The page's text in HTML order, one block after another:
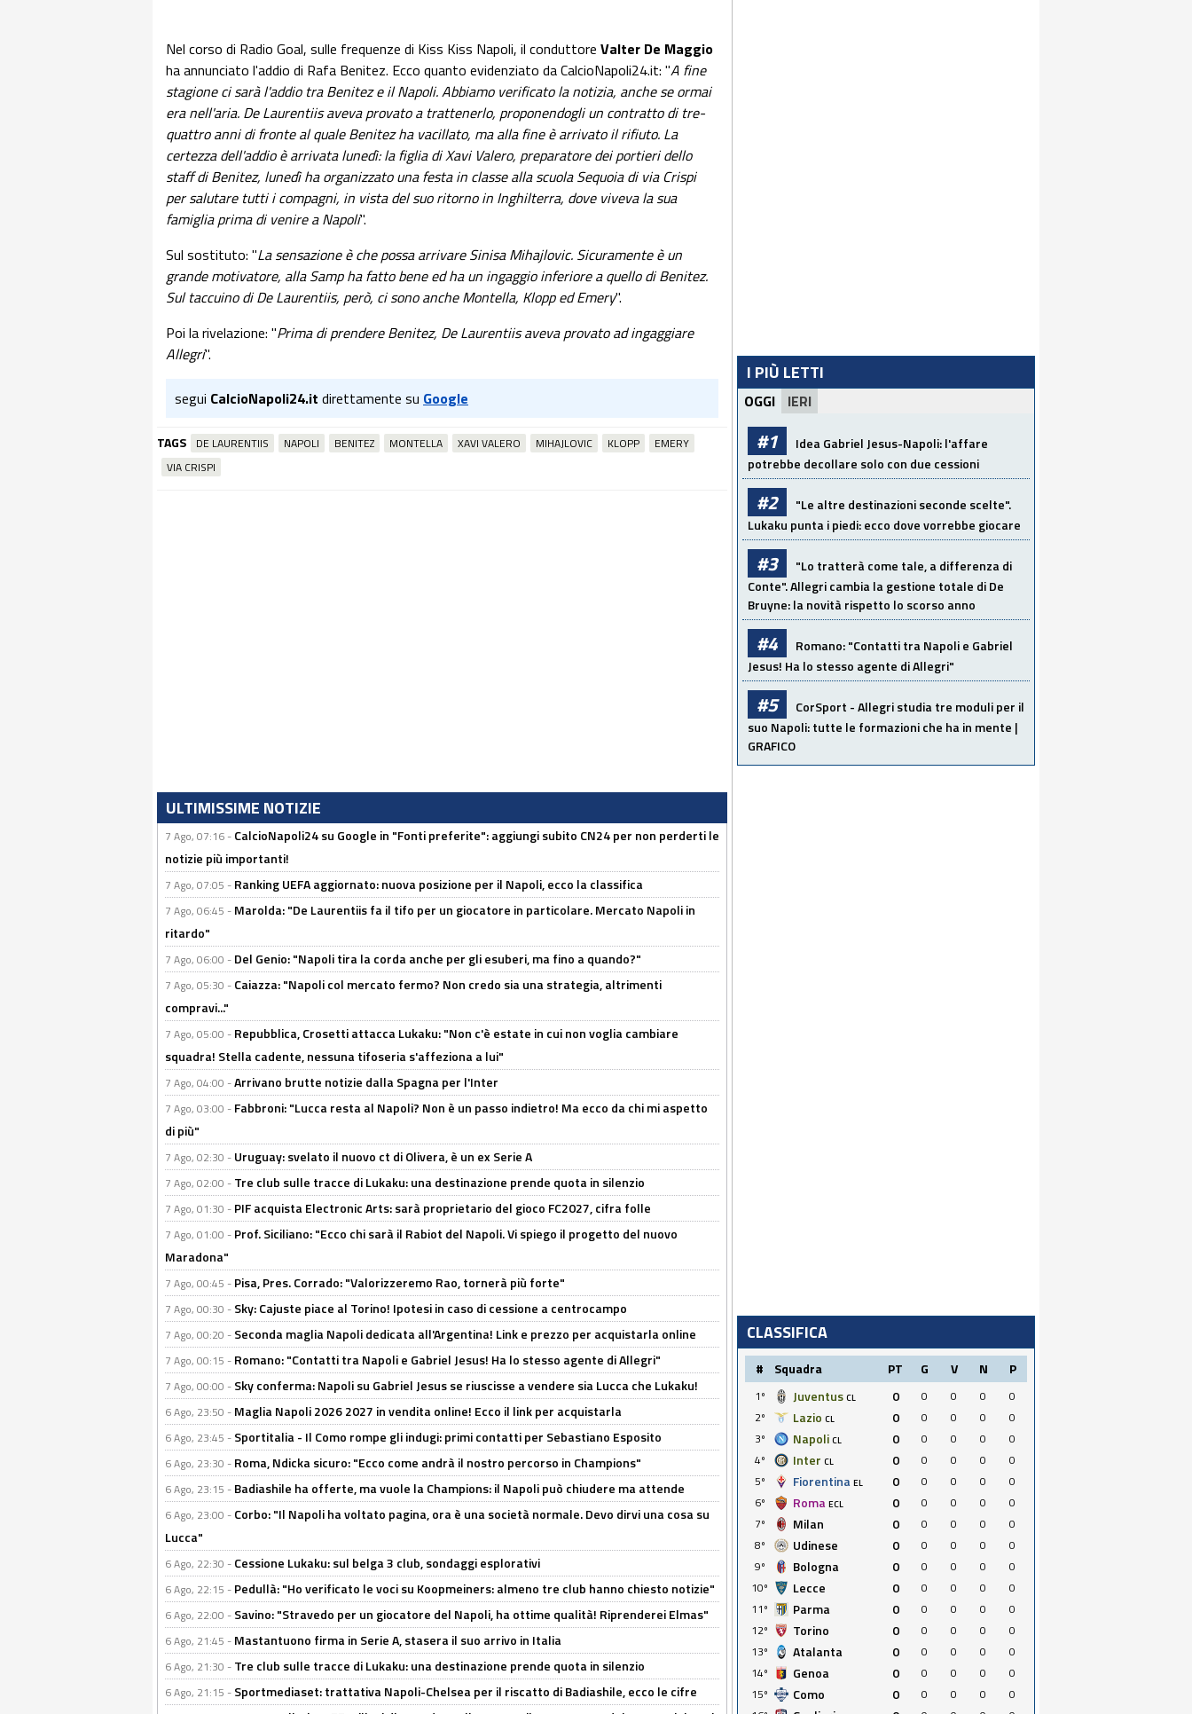
Nel corso di Radio Goal, sulle frequenze di Kiss Kiss Napoli, il conduttore Valter De Maggio
ha annunciato l'addio di Rafa Benitez. Ecco quanto evidenziato da CalcioNapoli24.it: "A fine
stagione ci sarà l'addio tra Benitez e il Napoli. Abbiamo verificato la notizia, anche se ormai
era nell'aria. De Laurentiis aveva provato a trattenerlo, proponendogli un contratto di tre-
quattro anni di fronte al quale Benitez ha vacillato, ma alla fine è arrivato il rifiuto. La
certezza dell'addio è arrivata lunedì: la figlia di Xavi Valero, preparatore dei portieri dello
staff di Benitez, lunedì ha organizzato una festa in classe alla scuola Sequoia di via Crispi
per salutare tutti i compagni, in vista del suo ritorno in Inghilterra, dove viveva la sua
famiglia prima di venire a Napoli".
Sul sostituto: "La sensazione è che possa arrivare Sinisa Mihajlovic. Sicuramente è un
grande motivatore, alla Samp ha fatto bene ed ha un ingaggio inferiore a quello di Benitez.
Sul taccuino di De Laurentiis, però, ci sono anche Montella, Klopp ed Emery".
Poi la rivelazione: "Prima di prendere Benitez, De Laurentiis aveva provato ad ingaggiare
Allegri".
segui CalcioNapoli24.it direttamente su Google
TAGS DE LAURENTIIS NAPOLI BENITEZ MONTELLA XAVI VALERO MIHAJLOVIC KLOPP
EMERY
VIA CRISPI
ULTIMISSIME NOTIZIE
7 Ago, 07:16 - CalcioNapoli24 su Google in "Fonti preferite": aggiungi subito CN24 per non perderti le
notizie più importanti!
7 Ago, 07:05 - Ranking UEFA aggiornato: nuova posizione per il Napoli, ecco la classifica
7 Ago, 06:45 - Marolda: "De Laurentiis fa il tifo per un giocatore in particolare. Mercato Napoli in
ritardo"
7 Ago, 06:00 - Del Genio: "Napoli tira la corda anche per gli esuberi, ma fino a quando?"
7 Ago, 05:30 - Caiazza: "Napoli col mercato fermo? Non credo sia una strategia, altrimenti
compravi..."
7 Ago, 05:00 - Repubblica, Crosetti attacca Lukaku: "Non c'è estate in cui non voglia cambiare
squadra! Stella cadente, nessuna tifoseria s'affeziona a lui"
7 Ago, 04:00 -Arrivano brutte notizie dalla Spagna per l'Inter
7 Ago, 03:00 - Fabbroni: "Lucca resta al Napoli? Non è un passo indietro! Ma ecco da chi mi aspetto
di più"
7 Ago, 02:30 - Uruguay: svelato il nuovo ct di Olivera, è un ex Serie A
7 Ago, 02:00 - Tre club sulle tracce di Lukaku: una destinazione prende quota in silenzio
7 Ago, 01:30 - PIF acquista Electronic Arts: sarà proprietario del gioco FC2027, cifra folle
7 Ago, 01:00 - Prof. Siciliano: "Ecco chi sarà il Rabiot del Napoli. Vi spiego il progetto del nuovo
Maradona"
7 Ago, 00:45 - Pisa, Pres. Corrado: "Valorizzeremo Rao, tornerà più forte"
7 Ago, 00:30 - Sky: Cajuste piace al Torino! Ipotesi in caso di cessione a centrocampo
7 Ago, 00:20 - Seconda maglia Napoli dedicata all'Argentina! Link e prezzo per acquistarla online
7 Ago, 00:15 - Romano: "Contatti tra Napoli e Gabriel Jesus! Ha lo stesso agente di Allegri"
7 Ago, 00:00 - Sky conferma: Napoli su Gabriel Jesus se riuscisse a vendere sia Lucca che Lukaku!
6 Ago, 23:50 - Maglia Napoli 2026 2027 in vendita online! Ecco il link per acquistarla
6 Ago, 23:45 - Sportitalia - Il Como rompe gli indugi: primi contatti per Sebastiano Esposito
6 Ago, 23:30 - Roma, Ndicka sicuro: "Ecco come andrà il nostro percorso in Champions"
6 Ago, 23:15 - Badiashile ha offerte, ma vuole la Champions: il Napoli può chiudere ma attende
6 Ago, 23:00 - Corbo: "Il Napoli ha voltato pagina, ora è una società normale. Devo dirvi una cosa su
Lucca"
6 Ago, 22:30 - Cessione Lukaku: sul belga 3 club, sondaggi esplorativi
6 Ago, 22:15 - Pedullà: "Ho verificato le voci su Koopmeiners: almeno tre club hanno chiesto notizie"
6 Ago, 22:00 - Savino: "Stravedo per un giocatore del Napoli, ha ottime qualità! Riprenderei Elmas"
6 Ago, 21:45 - Mastantuono firma in Serie A, stasera il suo arrivo in Italia
6 Ago, 21:30 - Tre club sulle tracce di Lukaku: una destinazione prende quota in silenzio
6 Ago, 21:15 - Sportmediaset: trattativa Napoli-Chelsea per il riscatto di Badiashile, ecco le cifre
I PIÙ LETTI
OGGI IERI
#1
Idea Gabriel Jesus-Napoli: l'affare
potrebbe decollare solo con due cessioni
#2
"Le altre destinazioni seconde scelte".
Lukaku punta i piedi: ecco dove vorrebbe giocare
#3
"Lo tratterà come tale, a differenza di
Conte". Allegri cambia la gestione totale di De
Bruyne: la novità rispetto lo scorso anno
#4
Romano: "Contatti tra Napoli e Gabriel
Jesus! Ha lo stesso agente di Allegri"
#5
CorSport - Allegri studia tre moduli per il
suo Napoli: tutte le formazioni che ha in mente |
GRAFICO
CLASSIFICA
# Squadra PT G V N P
1º Juventus CL 0 0 0 0
0
2º
Lazio CL 0 0 0 0
0
3º
Napoli CL 0 0 0 0
0
4º
Inter CL 0 0 0 0
0
5º
Fiorentina EL 0 0 0 0
0
6º
Roma ECL 0 0 0 0
0
7º
Milan 0 0 0 0
0
8º
Udinese 0 0 0 0
0
9º
Bologna 0 0 0 0
0
10º
Lecce 0 0 0 0
0
11º
Parma 0 0 0 0
0
12º
Torino 0 0 0 0
0
13º
Atalanta 0 0 0 0
0
14º
Genoa 0 0 0 0
0
15º
Como 0 0 0 0
0